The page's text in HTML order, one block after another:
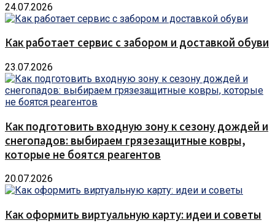
24.07.2026
Как работает сервис с забором и доставкой обуви
23.07.2026
Как подготовить входную зону к сезону дождей и
снегопадов: выбираем грязезащитные ковры,
которые не боятся реагентов
20.07.2026
Как оформить виртуальную карту: идеи и советы